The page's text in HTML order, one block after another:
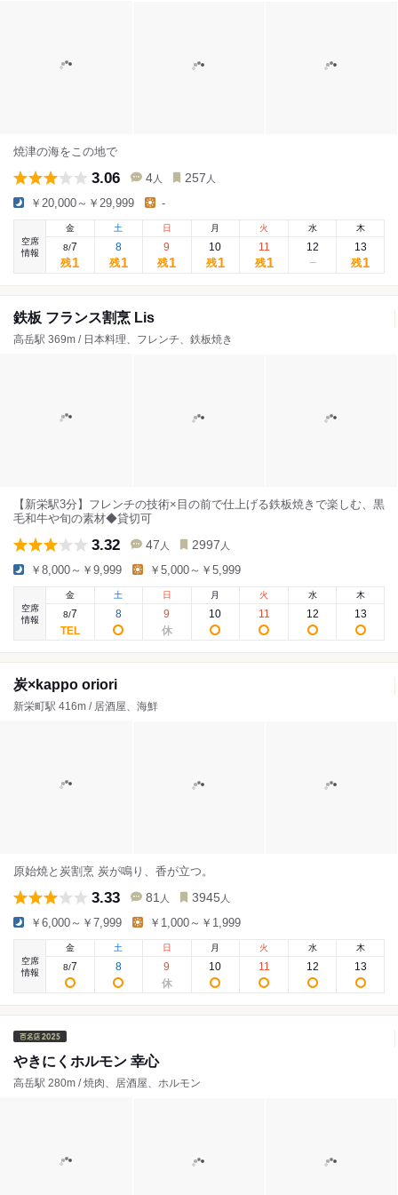
焼津の海をこの地で
3.06 4 人 257 人
￥20,000～￥29,999 -
空席
情報
金
8/7
残1
土
8
残1
日
9
残1
月
10
残1
火
11
残1
水
12
木
13
残1
鉄板 フランス割烹 Lis
高岳駅 369m / 日本料理、フレンチ、鉄板焼き
【新栄駅3分】フレンチの技術×目の前で仕上げる鉄板焼きで楽しむ、黒
毛和牛や旬の素材◆貸切可
3.32 47 人 2997 人
￥8,000～￥9,999 ￥5,000～￥5,999
空席
情報
金
8/7
土
8
日
9
月
10
火
11
水
12
木
13
炭×kappo oriori
新栄町駅 416m / 居酒屋、海鮮
原始焼と炭割烹 炭が鳴り、香が立つ。
3.33 81 人 3945 人
￥6,000～￥7,999 ￥1,000～￥1,999
空席
情報
金
8/7
土
8
日
9
月
10
火
11
水
12
木
13
やきにくホルモン 幸心
高岳駅 280m / 焼肉、居酒屋、ホルモン